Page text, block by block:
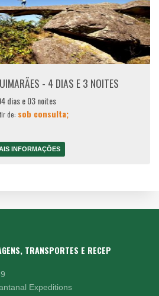
- 4 DIAS E 3 NOITES
dias e 03 noites
de: sob consulta;
INFORMAÇÕES
TRANSPORTES E RECEP
Expeditions